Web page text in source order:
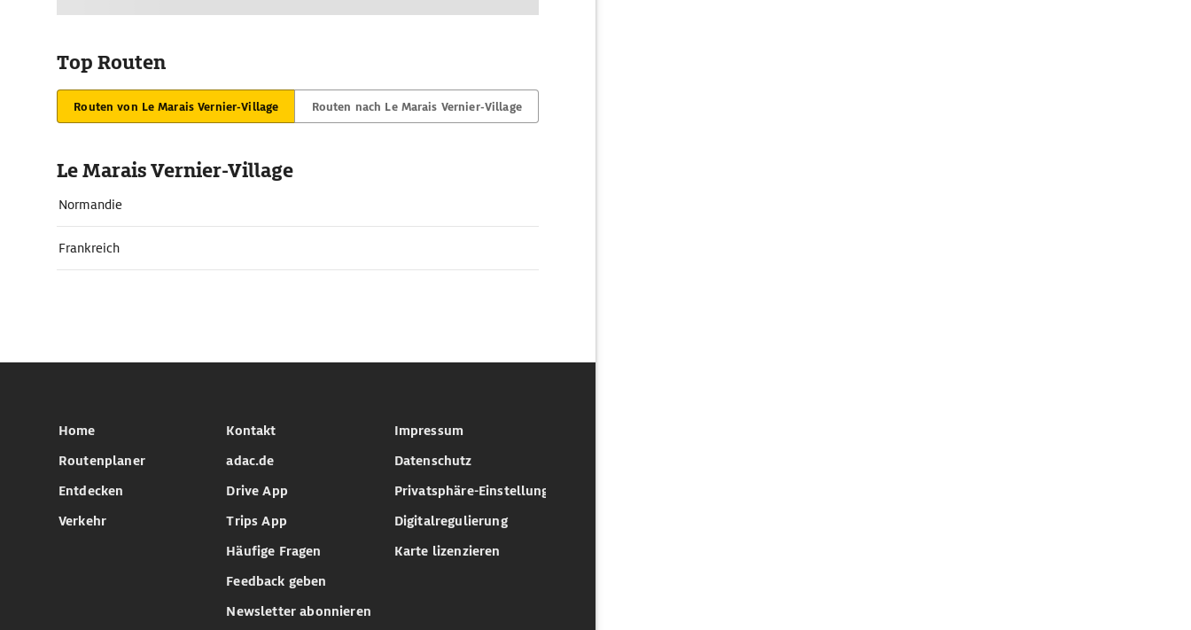
Top Routen
Routen von Le Marais Vernier-Village Routen nach Le Marais Vernier-Village
Le Marais Vernier-Village
Normandie
Frankreich
Home
Routenplaner
Entdecken
Verkehr
Kontakt
adac.de
Drive App
Trips App
Häufige Fragen
Feedback geben
Newsletter abonnieren
Impressum
Datenschutz
Privatsphäre-Einstellungen
Digitalregulierung
Karte lizenzieren